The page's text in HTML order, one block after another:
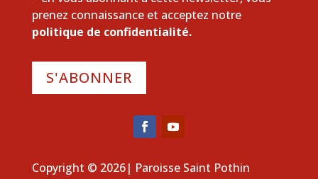
prenez connaissance et acceptez notre
politique de confidentialité.
S'ABONNER
Copyright © 2026| Paroisse Saint Pothin